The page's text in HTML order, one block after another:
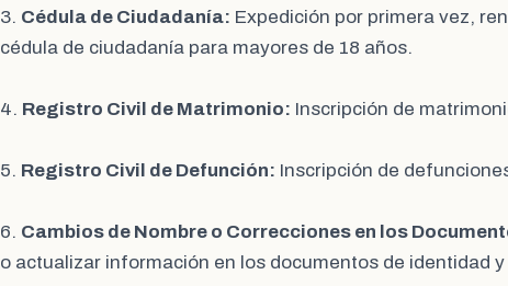
3. Cédula de Ciudadanía: Expedición por primera vez,
cédula de ciudadanía para mayores de 18 años.
4. Registro Civil de Matrimonio: Inscripción de
5. Registro Civil de Defunción: Inscripción de
6. Cambios de Nombre o Correcciones en los
o actualizar información en los documentos de identidad